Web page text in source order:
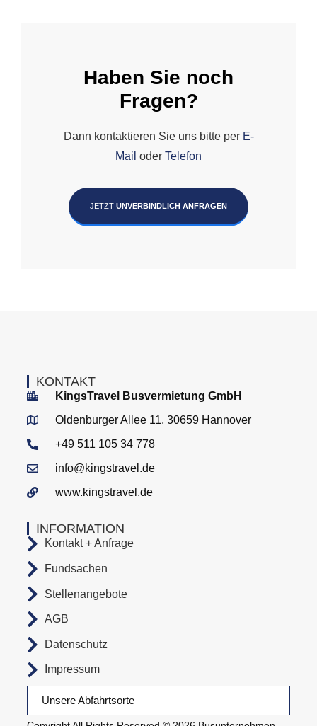
Haben Sie noch
Fragen?
Dann kontaktieren Sie uns bitte per E-
Mail oder Telefon
JETZT UNVERBINDLICH ANFRAGEN
Unsere Abfahrtsorte
INFORMATION
Kontakt + Anfrage
Fundsachen
Stellenangebote
AGB
Datenschutz
Impressum
KONTAKT
KingsTravel Busvermietung GmbH
Oldenburger Allee 11, 30659 Hannover
+49 511 105 34 778
info@kingstravel.de
www.kingstravel.de